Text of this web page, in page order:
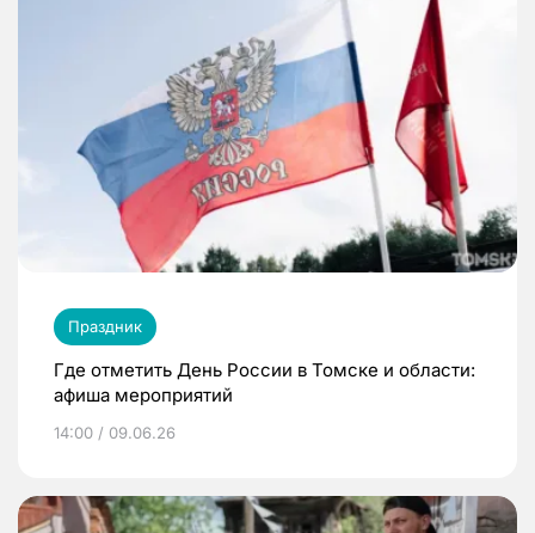
Праздник
Где отметить День России в Томске и области:
афиша мероприятий
14:00 / 09.06.26